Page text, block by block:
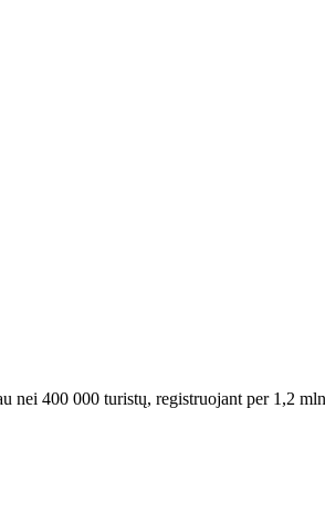
nei 400 000 turistų, registruojant per 1,2